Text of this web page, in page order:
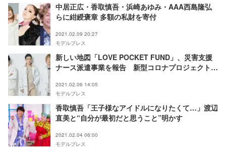
中居正広・香取慎吾・浜崎あゆみ・AAA西島隆弘
らに紺綬褒章 多額の私財を寄付
2021.02.09 20:27
モデルプレス
新しい地図「LOVE POCKET FUND」、災害支援
ナース派遣事業を報告 新型コロナプロジェクトの
2021.02.06 14:05
モデルプレス
香取慎吾「王子様なアイドルになりたくて…」渡辺
直美と“自分が最初だと思うこと”明かす
2021.02.04 06:00
モデルプレス